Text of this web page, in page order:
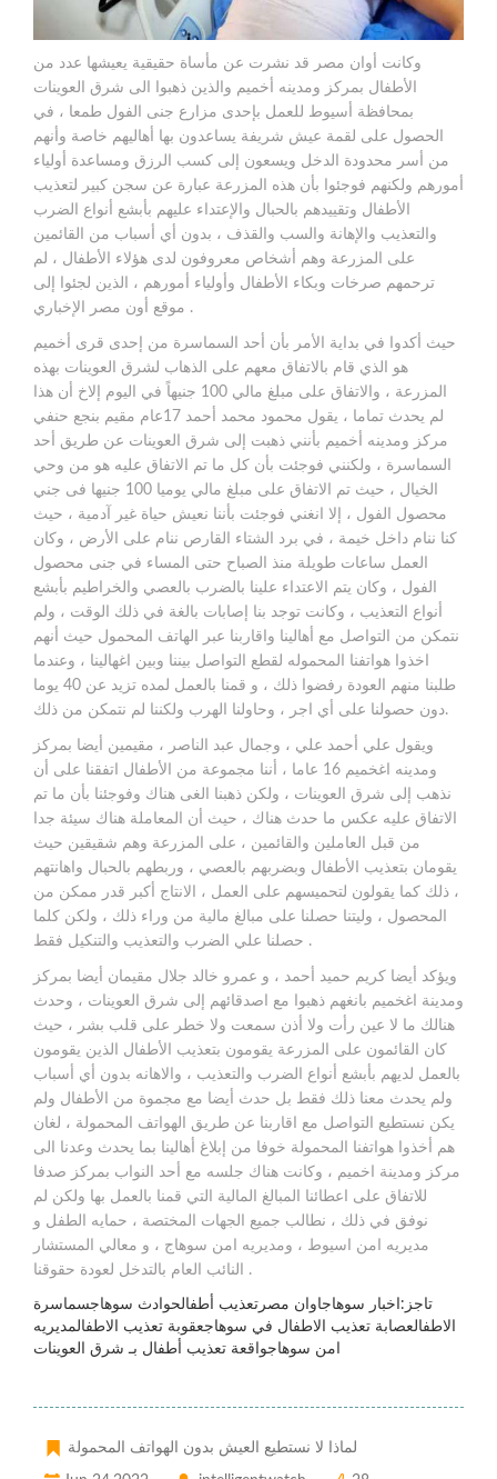
وكانت أوان مصر قد نشرت عن مأساة حقيقية يعيشها عدد من
الأطفال بمركز ومدينه أخميم والذين ذهبوا الى شرق العوينات
بمحافظة أسيوط للعمل بإحدى مزارع جنى الفول طمعا ، في
الحصول على لقمة عيش شريفة يساعدون بها أهاليهم خاصة وأنهم
من أسر محدودة الدخل ويسعون إلى كسب الرزق ومساعدة أولياء
أمورهم ولكنهم فوجئوا بأن هذه المزرعة عبارة عن سجن كبير لتعذيب
الأطفال وتقييدهم بالحبال والإعتداء عليهم بأبشع أنواع الضرب
والتعذيب والإهانة والسب والقذف ، بدون أي أسباب من القائمين
على المزرعة وهم أشخاص معروفون لدى هؤلاء الأطفال ، لم
ترحمهم صرخات وبكاء الأطفال وأولياء أمورهم ، الذين لجئوا إلى
موقع أون مصر الإخباري .
حيث أكدوا في بداية الأمر بأن أحد السماسرة من إحدى قرى أخميم
هو الذي قام بالاتفاق معهم على الذهاب لشرق العوينات بهذه
المزرعة ، والاتفاق على مبلغ مالي 100 جنيهاً في اليوم إلاخ أن هذا
لم يحدث تماما ، يقول محمود محمد أحمد 17عام مقيم بنجع حنفي
مركز ومدينه أخميم بأنني ذهبت إلى شرق العوينات عن طريق أحد
السماسرة ، ولكنني فوجئت بأن كل ما تم الاتفاق عليه هو من وحي
الخيال ، حيث تم الاتفاق على مبلغ مالي يوميا 100 جنيها فى جني
محصول الفول ، إلا انغني فوجئت بأننا نعيش حياة غير آدمية ، حيث
كنا ننام داخل خيمة ، في برد الشتاء القارص ننام على الأرض ، وكان
العمل ساعات طويلة منذ الصباح حتى المساء في جنى محصول
الفول ، وكان يتم الاعتداء علينا بالضرب بالعصي والخراطيم بأبشع
أنواع التعذيب ، وكانت توجد بنا إصابات بالغة في ذلك الوقت ، ولم
نتمكن من التواصل مع أهالينا واقاربنا عبر الهاتف المحمول حيث أنهم
اخذوا هواتفنا المحموله لقطع التواصل بيننا وبين اغهالينا ، وعندما
طلبنا منهم العودة رفضوا ذلك ، و قمنا بالعمل لمده تزيد عن 40 يوما
دون حصولنا على أي اجر ، وحاولنا الهرب ولكننا لم نتمكن من ذلك.
ويقول علي أحمد علي ، وجمال عبد الناصر ، مقيمين أيضا بمركز
ومدينه اغخميم 16 عاما ، أننا مجموعة من الأطفال اتفقنا على أن
نذهب إلى شرق العوينات ، ولكن ذهبنا الغى هناك وفوجئنا بأن ما تم
الاتفاق عليه عكس ما حدث هناك ، حيث أن المعاملة هناك سيئة جدا
من قبل العاملين والقائمين ، على المزرعة وهم شقيقين حيث
يقومان بتعذيب الأطفال وبضربهم بالعصي ، وربطهم بالحبال واهانتهم
، ذلك كما يقولون لتحميسهم على العمل ، الانتاج أكبر قدر ممكن من
المحصول ، وليتنا حصلنا على مبالغ مالية من وراء ذلك ، ولكن كلما
حصلنا علي الضرب والتعذيب والتنكيل فقط .
ويؤكد أيضا كريم حميد أحمد ، و عمرو خالد جلال مقيمان أيضا بمركز
ومدينة اغخميم بانغهم ذهبوا مع اصدقائهم إلى شرق العوينات ، وحدث
هنالك ما لا عين رأت ولا أذن سمعت ولا خطر على قلب بشر ، حيث
كان القائمون على المزرعة يقومون بتعذيب الأطفال الذين يقومون
بالعمل لديهم بأبشع أنواع الضرب والتعذيب ، والاهانه بدون أي أسباب
ولم يحدث معنا ذلك فقط بل حدث أيضا مع مجموة من الأطفال ولم
يكن نستطيع التواصل مع اقاربنا عن طريق الهواتف المحمولة ، لغان
هم أخذوا هواتفنا المحمولة خوفا من إبلاغ أهالينا بما يحدث وعدنا الى
مركز ومدينة اخميم ، وكانت هناك جلسه مع أحد النواب بمركز صدفا
للاتفاق على اعطائنا المبالغ المالية التي قمنا بالعمل بها ولكن لم
نوفق في ذلك ، نطالب جميع الجهات المختصة ، حمايه الطفل و
مديريه امن اسيوط ، ومديريه امن سوهاج ، و معالي المستشار
النائب العام بالتدخل لعودة حقوقنا .
تاجز:اخبار سوهاجاوان مصرتعذيب أطفالحوادث سوهاجسماسرة
الاطفالعصابة تعذيب الاطفال في سوهاجعقوبة تعذيب الاطفالمديريه
امن سوهاجواقعة تعذيب أطفال بـ شرق العوينات
لماذا لا نستطيع العيش بدون الهواتف المحمولة